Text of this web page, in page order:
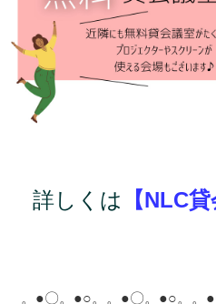
詳しくは 【NLC貸
。●〇。●○。。●〇。●○。。